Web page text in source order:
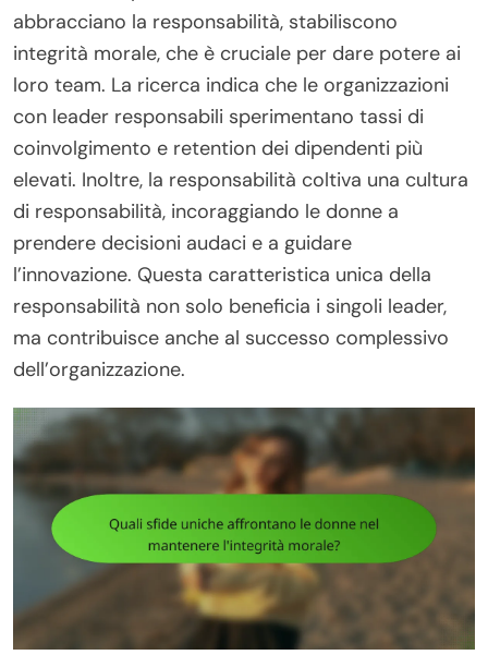
abbracciano la responsabilità, stabiliscono
integrità morale, che è cruciale per dare potere ai
loro team. La ricerca indica che le organizzazioni
con leader responsabili sperimentano tassi di
coinvolgimento e retention dei dipendenti più
elevati. Inoltre, la responsabilità coltiva una cultura
di responsabilità, incoraggiando le donne a
prendere decisioni audaci e a guidare
l’innovazione. Questa caratteristica unica della
responsabilità non solo beneficia i singoli leader,
ma contribuisce anche al successo complessivo
dell’organizzazione.